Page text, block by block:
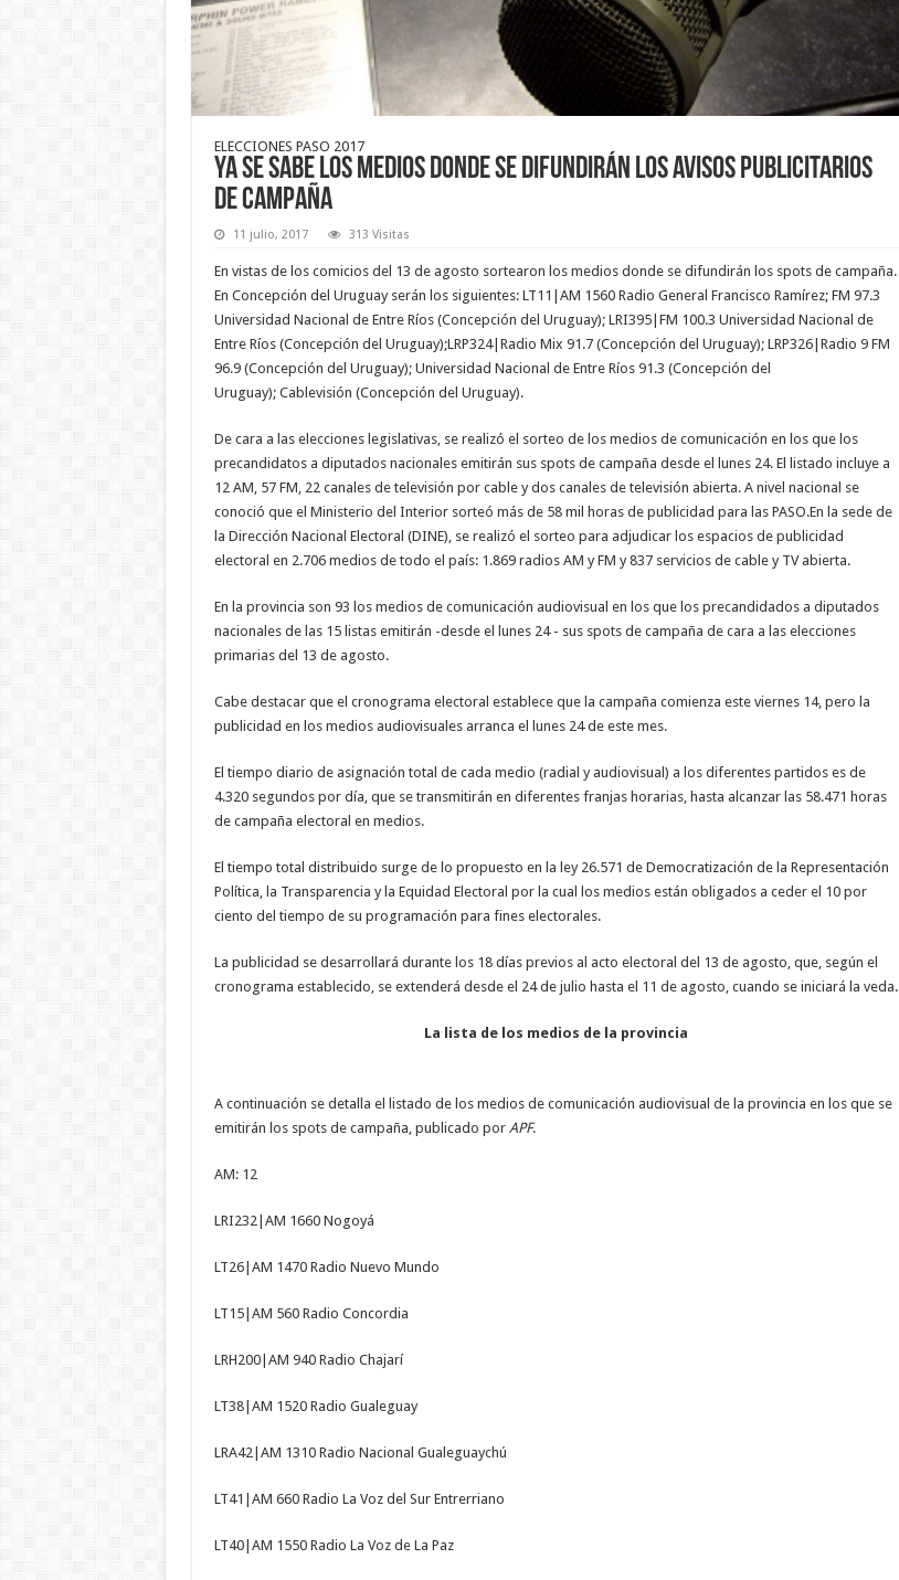
ELECCIONES PASO 2017
Ya se sabe los medios donde se difundirán los avisos publicitarios
de campaña
11 julio, 2017 313 Visitas
En vistas de los comicios del 13 de agosto sortearon los medios donde se difundirán los spots de campaña.
En Concepción del Uruguay serán los siguientes: LT11|AM 1560 Radio General Francisco Ramírez; FM 97.3
Universidad Nacional de Entre Ríos (Concepción del Uruguay); LRI395|FM 100.3 Universidad Nacional de
Entre Ríos (Concepción del Uruguay);LRP324|Radio Mix 91.7 (Concepción del Uruguay); LRP326|Radio 9 FM
96.9 (Concepción del Uruguay); Universidad Nacional de Entre Ríos 91.3 (Concepción del
Uruguay); Cablevisión (Concepción del Uruguay).
De cara a las elecciones legislativas, se realizó el sorteo de los medios de comunicación en los que los
precandidatos a diputados nacionales emitirán sus spots de campaña desde el lunes 24. El listado incluye a
12 AM, 57 FM, 22 canales de televisión por cable y dos canales de televisión abierta. A nivel nacional se
conoció que el Ministerio del Interior sorteó más de 58 mil horas de publicidad para las PASO.En la sede de
la Dirección Nacional Electoral (DINE), se realizó el sorteo para adjudicar los espacios de publicidad
electoral en 2.706 medios de todo el país: 1.869 radios AM y FM y 837 servicios de cable y TV abierta.
En la provincia son 93 los medios de comunicación audiovisual en los que los precandidados a diputados
nacionales de las 15 listas emitirán -desde el lunes 24 - sus spots de campaña de cara a las elecciones
primarias del 13 de agosto.
Cabe destacar que el cronograma electoral establece que la campaña comienza este viernes 14, pero la
publicidad en los medios audiovisuales arranca el lunes 24 de este mes.
El tiempo diario de asignación total de cada medio (radial y audiovisual) a los diferentes partidos es de
4.320 segundos por día, que se transmitirán en diferentes franjas horarias, hasta alcanzar las 58.471 horas
de campaña electoral en medios.
El tiempo total distribuido surge de lo propuesto en la ley 26.571 de Democratización de la Representación
Política, la Transparencia y la Equidad Electoral por la cual los medios están obligados a ceder el 10 por
ciento del tiempo de su programación para fines electorales.
La publicidad se desarrollará durante los 18 días previos al acto electoral del 13 de agosto, que, según el
cronograma establecido, se extenderá desde el 24 de julio hasta el 11 de agosto, cuando se iniciará la veda.
La lista de los medios de la provincia
A continuación se detalla el listado de los medios de comunicación audiovisual de la provincia en los que se
emitirán los spots de campaña, publicado por APF.
AM: 12
LRI232|AM 1660 Nogoyá
LT26|AM 1470 Radio Nuevo Mundo
LT15|AM 560 Radio Concordia
LRH200|AM 940 Radio Chajarí
LT38|AM 1520 Radio Gualeguay
LRA42|AM 1310 Radio Nacional Gualeguaychú
LT41|AM 660 Radio La Voz del Sur Entrerriano
LT40|AM 1550 Radio La Voz de La Paz